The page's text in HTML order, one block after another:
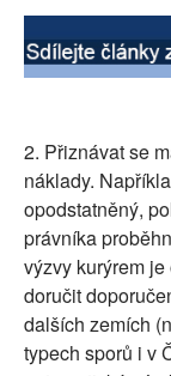
2. Přiznávat se
náklady.
opodstatněný,
právníka
výzvy kurýrem
doručit
dalších zemích
typech sporů i v